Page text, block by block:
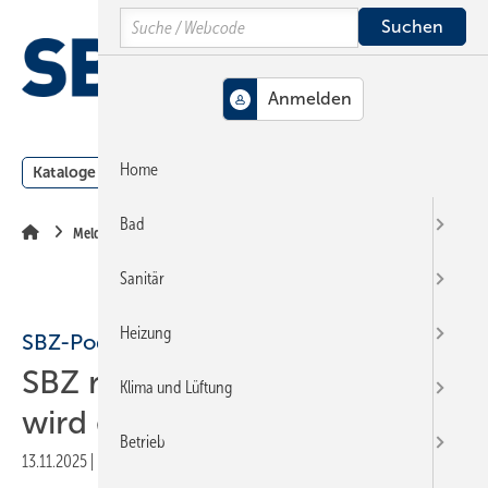
Hauptinhalt
Hauptmenü
SiteSearch
Kataloge Meldungen
Meldungen
SBZ-Podcast
SBZ ruft an – Folge 5: Wie
wird das SHK-Jahr 2026?
13.11.2025
Search
Home
Bad
Sanitär
Heizung
Klima und Lüftung
Betrieb